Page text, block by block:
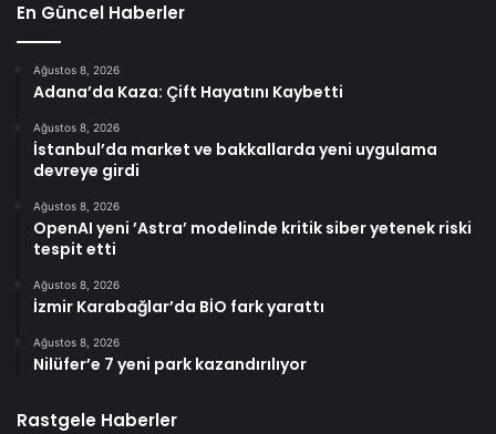
En Güncel Haberler
Ağustos 8, 2026
Adana’da Kaza: Çift Hayatını Kaybetti
Ağustos 8, 2026
İstanbul’da market ve bakkallarda yeni uygulama
devreye girdi
Ağustos 8, 2026
OpenAI yeni ’Astra’ modelinde kritik siber yetenek riski
tespit etti
Ağustos 8, 2026
İzmir Karabağlar’da BİO fark yarattı
Ağustos 8, 2026
Nilüfer’e 7 yeni park kazandırılıyor
Rastgele Haberler